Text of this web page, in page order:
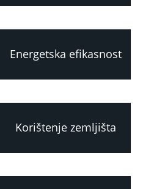
Energetska efikasnost
Korištenje zemljišta